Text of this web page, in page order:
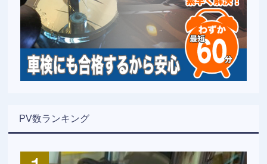
PV数ランキング